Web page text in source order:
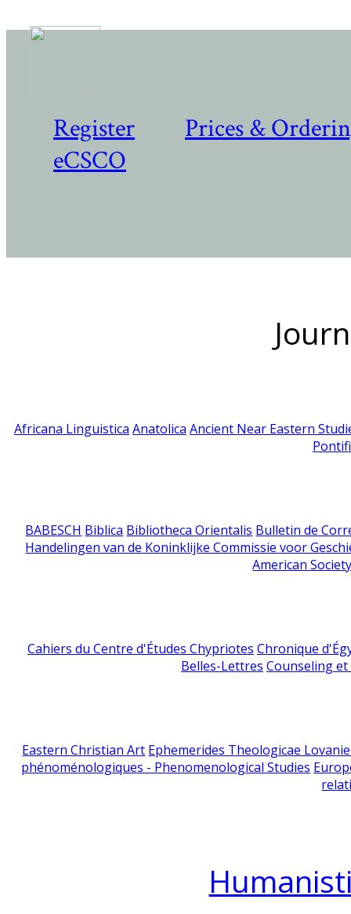
Register
Prices &
eCSCO
Africana Linguistica Anatolica Ancient Near Eastern
BABESCH Biblica Bibliotheca Orientalis Bulletin de
Handelingen van de Koninklijke Commissie voor
American
Cahiers du Centre d'Études Chypriotes Chronique
Belles-Lettres Counseling
Eastern Christian Art Ephemerides Theologicae
phénoménologiques - Phenomenological Studies